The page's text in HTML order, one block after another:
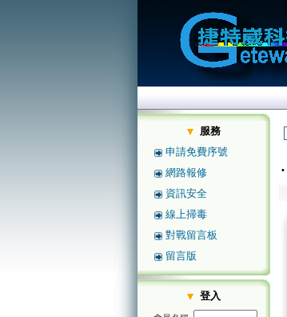
服務
申請免費序號
網路報修
資訊安全
線上掃毒
對戰留言板
留言版
登入
•